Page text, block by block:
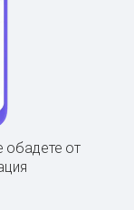
обадете от